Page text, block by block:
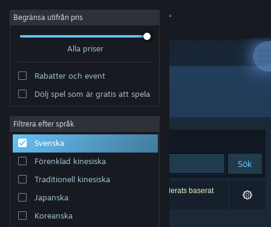
Logga in
Om
Support
Byt språk
Skaffa Steams mobilapp
Begränsa utifrån pris
Alla priser
Rabatter och event
Dölj spel som är gratis att spela
Filtrera efter språk
Svenska
Förenklad kinesiska
Traditionell kinesiska
Japanska
Koreanska
Utvecklare: Lesta Studio
Sortera efter Relevans
Sök
0 träffar matchade din sökning. 7 titlar har exkluderats baserat
på dina preferenser.